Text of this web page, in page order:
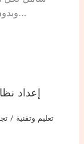
وبدون تعقيد تقني، وشوف الراحة الحقيقية إيه…
إعداد
تعليم وتقنية /